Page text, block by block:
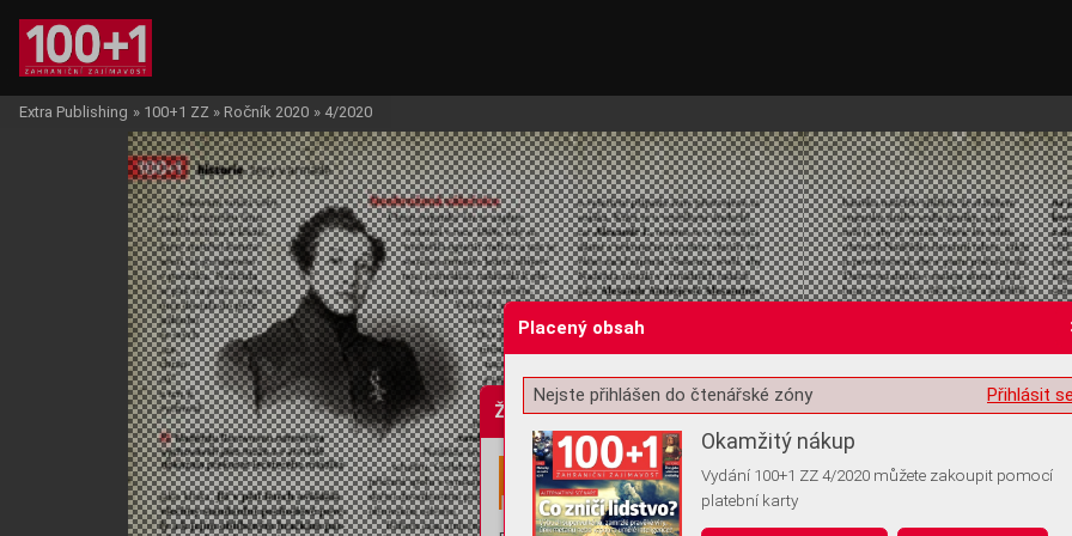
Žádost o souhlas s ukládáním volitelných informací
Extra Publishing » 100+1 ZZ » Ročník 2020 » 4/2020
Placený obsah
Přihlásit
Nejste přihlášen do čtenářské zóny
Okamžitý nákup
Vydání 100+1 ZZ 4/2020 můžete zakoupit pomocí
platební karty